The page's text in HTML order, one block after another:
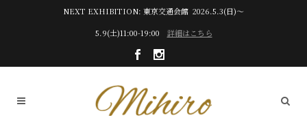
NEXT EXHIBITION: 東京交通会館 2026.5.3(日)～
5.9(土)11:00-19:00 詳細はこちら